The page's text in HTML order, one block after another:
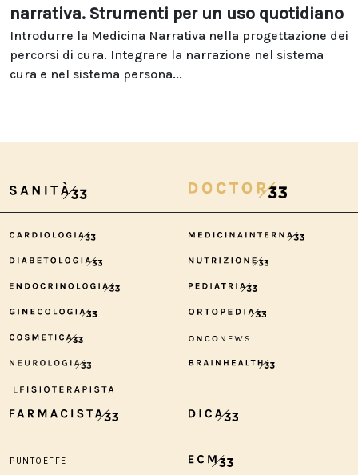
narrativa. Strumenti per un uso quotidiano
Introdurre la Medicina Narrativa nella progettazione dei
percorsi di cura. Integrare la narrazione nel sistema
cura e nel sistema persona...